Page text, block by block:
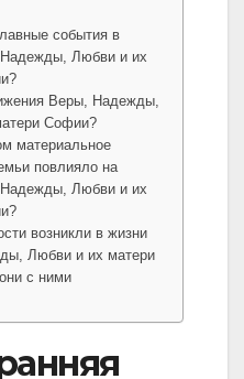
события в
Любви и их
Веры, Надежды,
Софии?
материальное
повлияло на
Любви и их
возникли в жизни
Любви и их матери
с ними